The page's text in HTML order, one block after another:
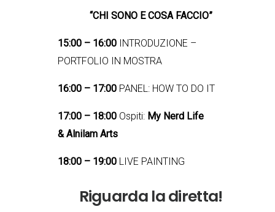
“CHI SONO E COSA FACCIO”
15:00 – 16:00 INTRODUZIONE –
PORTFOLIO IN MOSTRA
16:00 – 17:00 PANEL: HOW TO DO IT
17:00 – 18:00 Ospiti: My Nerd Life
&Alnilam Arts
18:00 – 19:00 LIVE PAINTING
Riguarda la diretta!